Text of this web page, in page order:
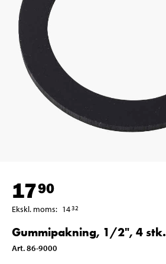
1790
Ekskl. moms: 1432
Gummipakning, 1/2", 4 stk.
Art.86-9000